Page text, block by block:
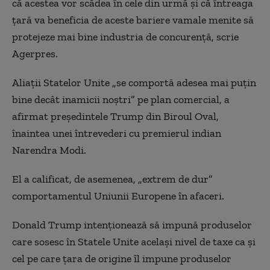
că acestea vor scădea în cele din urmă şi că întreaga
ţară va beneficia de aceste bariere vamale menite să
protejeze mai bine industria de concurenţă, scrie
Agerpres.
Aliaţii Statelor Unite „se comportă adesea mai puţin
bine decât inamicii noştri” pe plan comercial, a
afirmat preşedintele Trump din Biroul Oval,
înaintea unei întrevederi cu premierul indian
Narendra Modi.
El a calificat, de asemenea, „extrem de dur”
comportamentul Uniunii Europene în afaceri.
Donald Trump intenţionează să impună produselor
care sosesc în Statele Unite acelaşi nivel de taxe ca şi
cel pe care ţara de origine îl impune produselor